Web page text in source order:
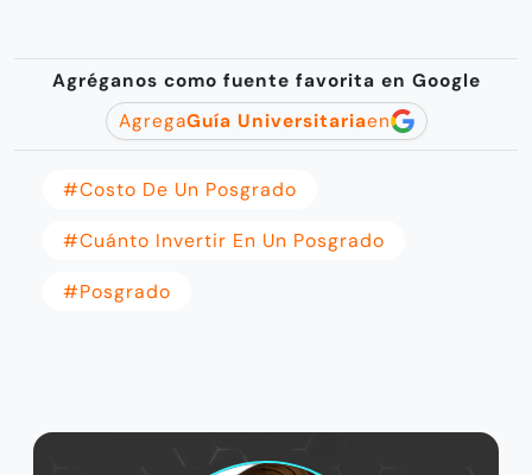
Agréganos como fuente favorita en Google
AgregaGuía Universitariaen
#Costo De Un Posgrado
#Cuánto Invertir En Un Posgrado
#posgrado